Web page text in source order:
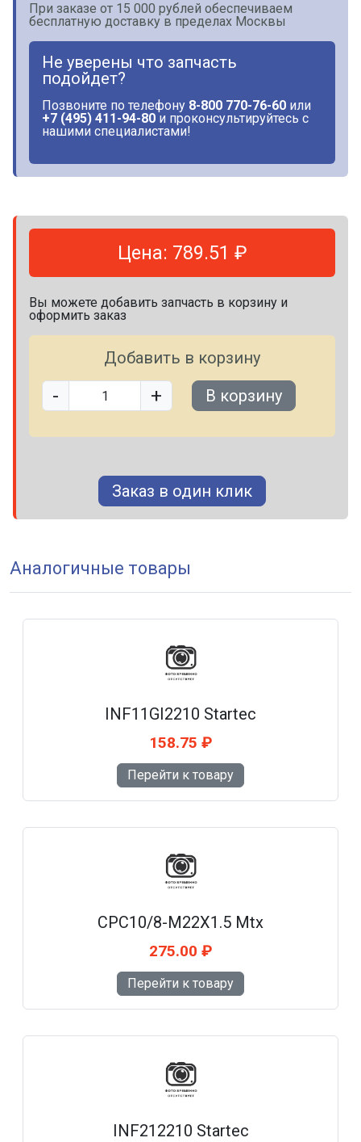
При заказе от 15 000 рублей обеспечиваем
бесплатную доставку в пределах Москвы
Не уверены что запчасть
подойдет?
Позвоните по телефону 8-800 770-76-60 или
+7 (495) 411-94-80 и проконсультируйтесь с
нашими специалистами!
Цена: 789.51 ₽
Вы можете добавить запчасть в корзину и
оформить заказ
Добавить в корзину
- + В корзину
Заказ в один клик
Аналогичные товары
INF11GI2210 Startec
158.75 ₽
Перейти к товару
CPC10/8-M22X1.5 Mtx
275.00 ₽
Перейти к товару
INF212210 Startec